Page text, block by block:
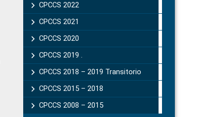
CPCCS 2022
CPCCS 2021
CPCCS 2020
CPCCS 2019 .
CPCCS 2018 – 2019 Transitorio
CPCCS 2015 – 2018
CPCCS 2008 – 2015